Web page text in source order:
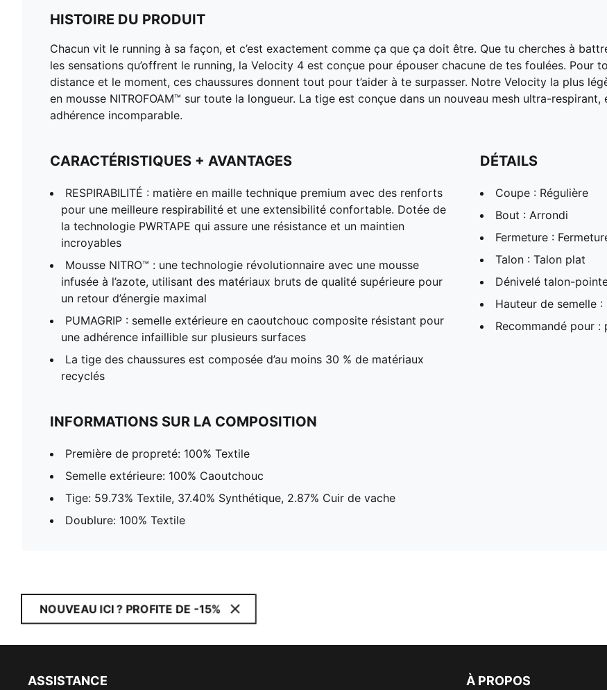
HISTOIRE DU PRODUIT
Chacun vit le running à sa façon, et c’est exactement comme ça que ça doit être. Que tu cherches à
les sensations qu’offrent le running, la Velocity 4 est conçue pour épouser chacune de tes foulées. Pour
distance et le moment, ces chaussures donnent tout pour t’aider à te surpasser. Notre Velocity la plus
en mousse NITROFOAM™ sur toute la longueur. La tige est conçue dans un nouveau mesh ultra-respirant,
adhérence incomparable.
CARACTÉRISTIQUES + AVANTAGES
RESPIRABILITÉ : matière en maille technique premium avec des renforts
pour une meilleure respirabilité et une extensibilité confortable. Dotée de
la technologie PWRTAPE qui assure une résistance et un maintien
incroyables
Mousse NITRO™ : une technologie révolutionnaire avec une mousse
infusée à l’azote, utilisant des matériaux bruts de qualité supérieure pour
un retour d’énergie maximal
PUMAGRIP : semelle extérieure en caoutchouc composite résistant pour
une adhérence infaillible sur plusieurs surfaces
La tige des chaussures est composée d’au moins 30 % de matériaux
recyclés
DÉTAILS
Coupe : Régulière
Bout : Arrondi
Fermeture :
Talon : Talon plat
Dénivelé talon-
Hauteur de semelle
Recommandé pour :
INFORMATIONS SUR LA COMPOSITION
Première de propreté: 100% Textile
Semelle extérieure: 100% Caoutchouc
Tige: 59.73% Textile, 37.40% Synthétique, 2.87% Cuir de vache
Doublure: 100% Textile
NOUVEAU ICI ? PROFITE DE -15%
ASSISTANCE À PROPOS